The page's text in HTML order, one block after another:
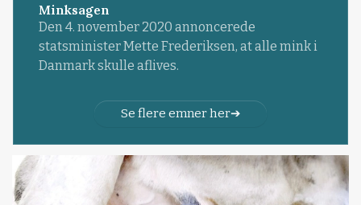
Minksagen
Den 4. november 2020 annoncerede
statsminister Mette Frederiksen, at alle mink i
Danmark skulle aflives.
Se flere emner her